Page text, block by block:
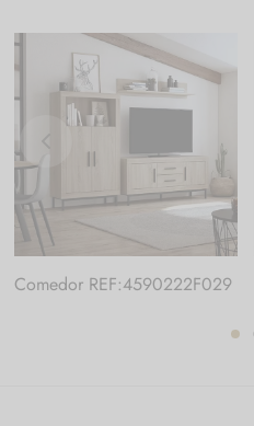
Comedor REF:4590222F029